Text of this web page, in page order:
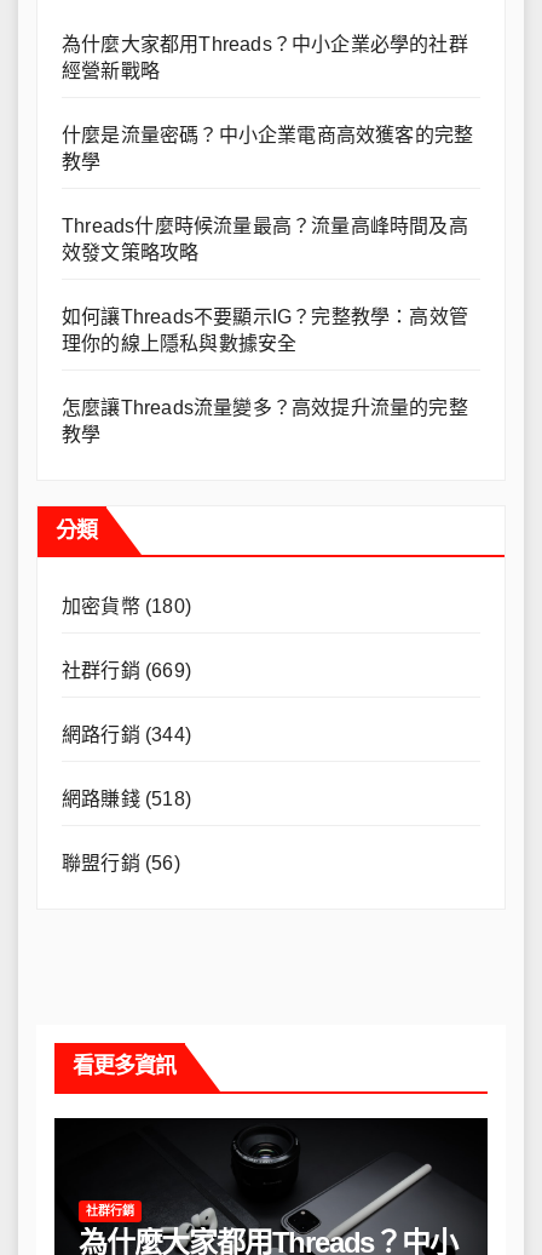
為什麼大家都用Threads？中小企業必學的社群
經營新戰略
什麼是流量密碼？中小企業電商高效獲客的完整
教學
Threads什麼時候流量最高？流量高峰時間及高
效發文策略攻略
如何讓Threads不要顯示IG？完整教學：高效管
理你的線上隱私與數據安全
怎麼讓Threads流量變多？高效提升流量的完整
教學
分類
加密貨幣(180)
社群行銷 (669)
網路行銷 (344)
網路賺錢(518)
聯盟行銷 (56)
看更多資訊
社群行銷
為什麼大家都用Threads？中小